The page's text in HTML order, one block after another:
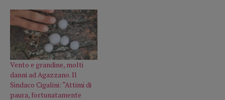
Vento e grandine, molti
danni ad Agazzano. Il
Sindaco Cigalini: “Attimi di
paura, fortunatamente